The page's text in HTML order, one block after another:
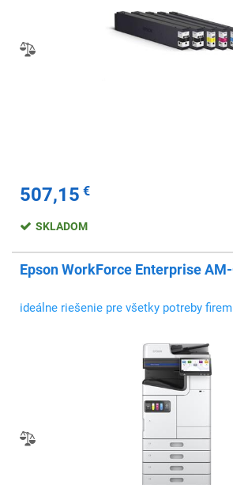
507,15 €
SKLADOM
Epson WorkForce Enterprise
ideálne riešenie pre všetky potreby